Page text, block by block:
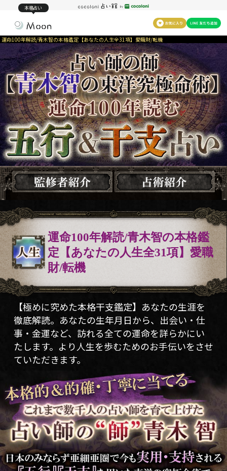
本格占い
運命100年解読/青木智の本格鑑定【あなたの人生全31項】愛職財/転機
運命100年解読/青木智の本格鑑
定【あなたの人生全31項】愛職
財/転機
【極めに究めた本格干支鑑定】あなたの生涯を
徹底解読。あなたの生年月日から、出会い・仕
事・金運など、訪れる全ての運命を詳らかにい
たします。より人生を歩むためのお手伝いをさせ
ていただきます。